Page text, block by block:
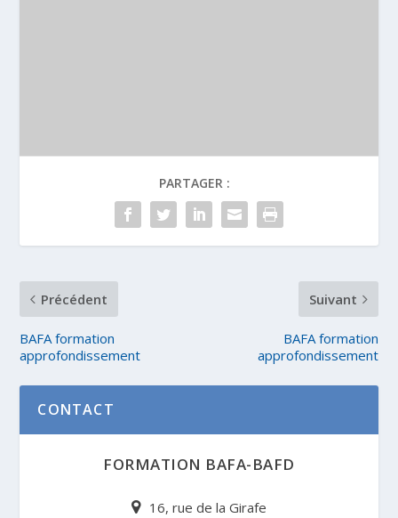
PARTAGER :
Précédent
BAFA formation
approfondissement
Suivant
BAFA formation
approfondissement
CONTACT
FORMATION BAFA-BAFD
16, rue de la Girafe